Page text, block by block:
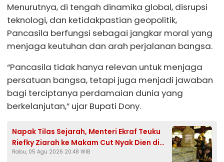
Menurutnya, di tengah dinamika global, disrupsi
teknologi, dan ketidakpastian geopolitik,
Pancasila berfungsi sebagai jangkar moral yang
menjaga keutuhan dan arah perjalanan bangsa.
“Pancasila tidak hanya relevan untuk menjaga
persatuan bangsa, tetapi juga menjadi jawaban
bagi terciptanya perdamaian dunia yang
berkelanjutan,” ujar Bupati Dony.
Napak Tilas Sejarah, Menteri Ekraf Teuku
Riefky Ziarah ke Makam Cut Nyak Dien di
Sumedang
Rabu, 05 Agu 2026 20:48 WIB